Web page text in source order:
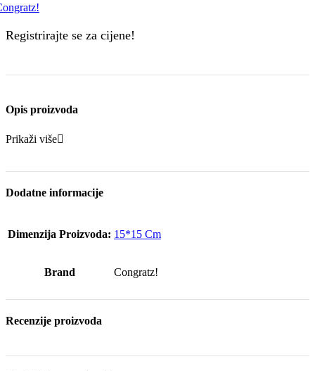
Registrirajte se za cijene!
Opis proizvoda
Prikaži više
Dodatne informacije
Dimenzija Proizvoda: 15*15 Cm
Brand Congratz!
Recenzije proizvoda